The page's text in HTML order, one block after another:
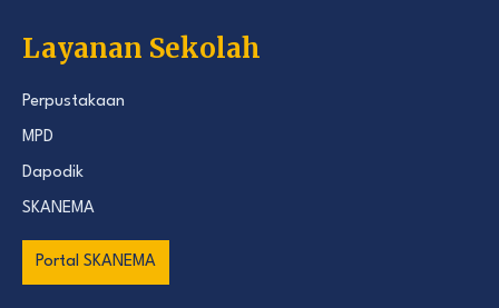
Layanan Sekolah
Perpustakaan
MPD
Dapodik
SKANEMA
Portal SKANEMA